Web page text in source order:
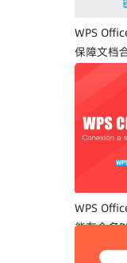
WPS
保障文档
WPS
能在众多